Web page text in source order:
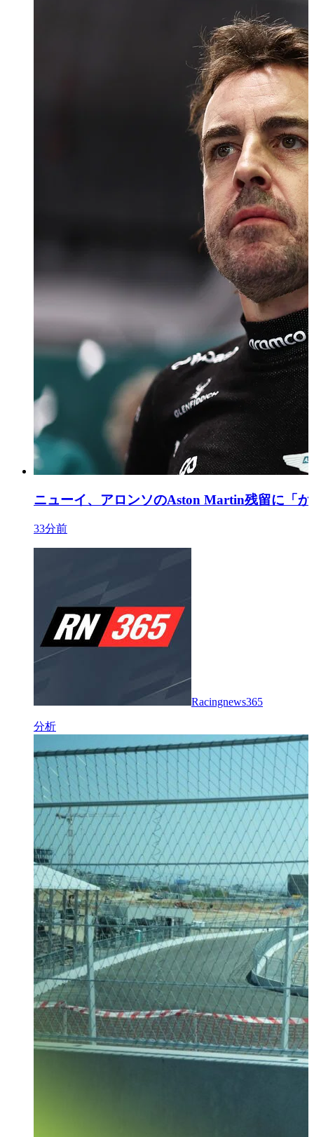
ニューイ、アロンソのAston Martin残留に「
33分前
Racingnews365
分析